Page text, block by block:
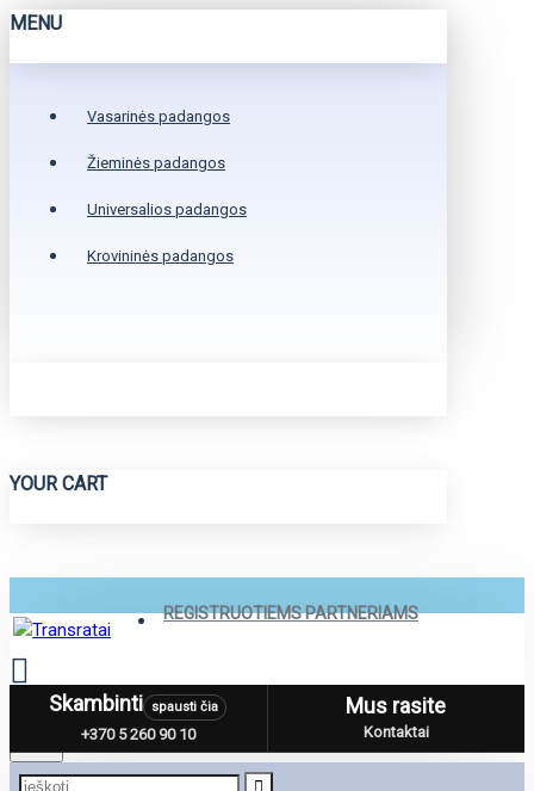
MENU
Vasarinės padangos
Žieminės padangos
Universalios padangos
Krovininės padangos
YOUR CART
REGISTRUOTIEMS PARTNERIAMS
MenuSkambinti spausti čia
+370 5 260 90 10
Mus rasite
Kontaktai